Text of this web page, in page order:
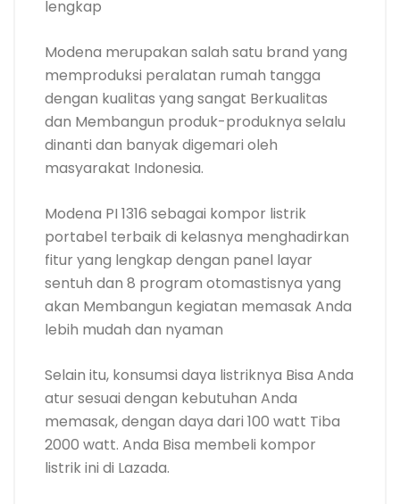
portabel terbaik di kelasnya menghadirkan
sentuh dan 8 program otomastisnya yang
akan Membangun kegiatan memasak Anda
lebih mudah dan nyaman
Selain itu, konsumsi daya listriknya Bisa Anda
atur sesuai dengan kebutuhan Anda
2000 watt. Anda Bisa membeli kompor
listrik ini di Lazada.
2. Kompor listrik Godzu
Kompor mini cocok Buat traveling
Kompor listrik dari Godzu Mempunyai
bentuk yang minimalis, Istimewa, dan cocok